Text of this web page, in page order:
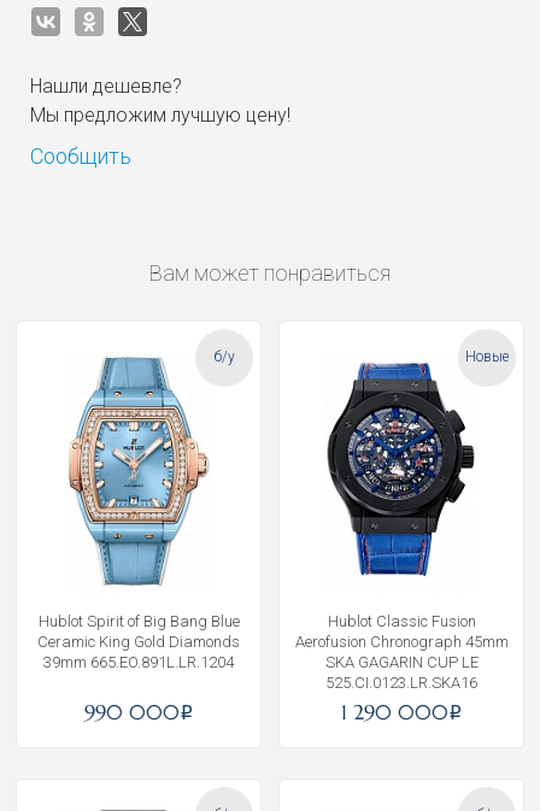
Нашли дешевле?
Мы предложим лучшую цену!
Сообщить
Вам может понравиться
б/у
Hublot Spirit of Big Bang Blue
Ceramic King Gold Diamonds
39mm 665.EO.891L.LR.1204
990 000i
Новые
Hublot Classic Fusion
Aerofusion Chronograph 45mm
SKA GAGARIN CUP LE
525.CI.0123.LR.SKA16
1 290 000i